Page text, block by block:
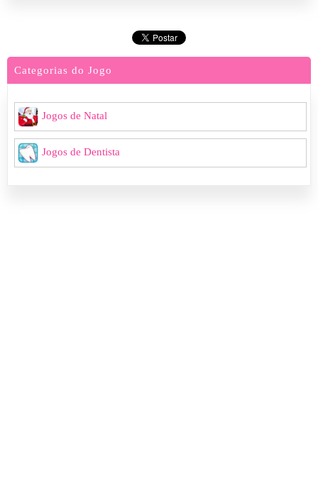
Categorias do Jogo
Jogos de Natal
Jogos de Dentista